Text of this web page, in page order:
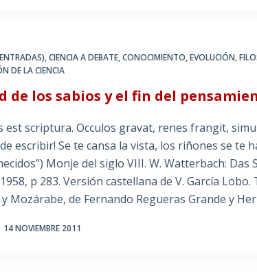
,CIENCIA A DEBATE,CONOCIMIENTO,EVOLUCIÓN,
DE LA CIENCIA
de los sabios y el fin del
est scriptura. Occulos gravat, renes frangit,
escribir! Se te cansa la vista, los riñones se te
Monje del siglo VIII. W. Watterbach:
p 283. Versión castellana de V. García
Mozárabe, de Fernando Regueras Grande y
14 NOVIEMBRE 2011